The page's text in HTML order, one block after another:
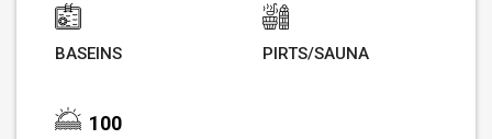
BASEINS PIRTS/SAUNA
100